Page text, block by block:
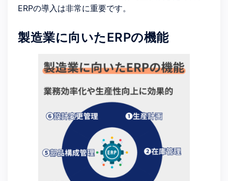
ERPの導入は非常に重要です。
製造業に向いたERPの機能